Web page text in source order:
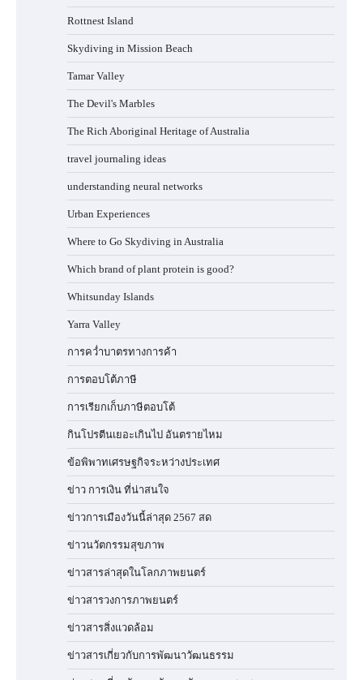
Rottnest Island
Skydiving in Mission Beach
Tamar Valley
The Devil's Marbles
The Rich Aboriginal Heritage of Australia
travel journaling ideas
understanding neural networks
Urban Experiences
Where to Go Skydiving in Australia
Which brand of plant protein is good?
Whitsunday Islands
Yarra Valley
การคว่ำบาตรทางการค้า
การตอบโต้ภาษี
การเรียกเก็บภาษีตอบโต้
กินโปรตีนเยอะเกินไป อันตรายไหม
ข้อพิพาทเศรษฐกิจระหว่างประเทศ
ข่าว การเงิน ที่น่าสนใจ
ข่าวการเมืองวันนี้ล่าสุด 2567 สด
ข่าวนวัตกรรมสุขภาพ
ข่าวสารล่าสุดในโลกภาพยนตร์
ข่าวสารวงการภาพยนตร์
ข่าวสารสิ่งแวดล้อม
ข่าวสารเกี่ยวกับการพัฒนาวัฒนธรรม